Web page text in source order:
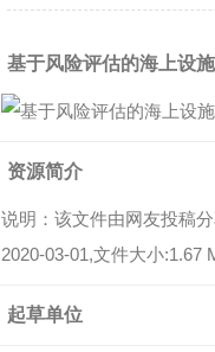
基于风险评估的海上设
资源简介
说明：该文件由网友投稿
2020-03-01,文件大小:1.67
起草单位